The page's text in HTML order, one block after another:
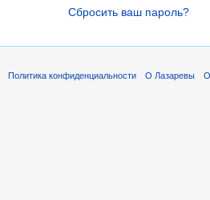
Сбросить ваш пароль?
Политика конфиденциальности О Лазаревы